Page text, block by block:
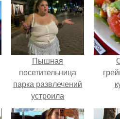
Пышная
посетительница
парка развлечений
устроила
обсуждение в